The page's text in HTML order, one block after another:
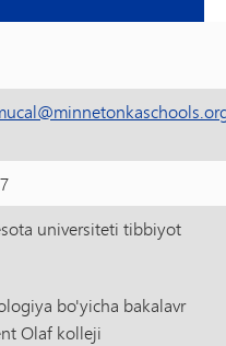
universiteti tibbiyot
bo'yicha bakalavr
Olaf kolleji